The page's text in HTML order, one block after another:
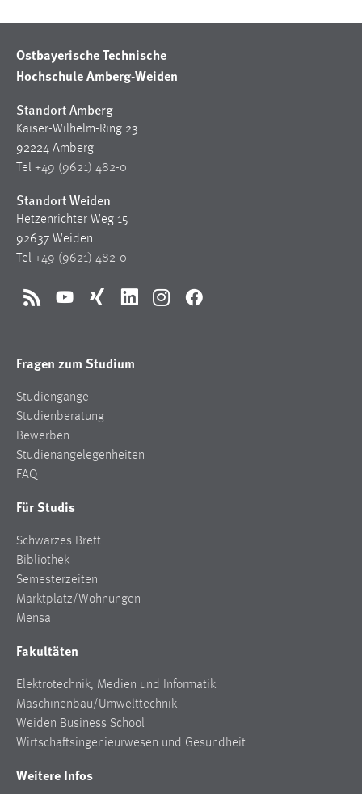
Ostbayerische Technische
Hochschule Amberg-Weiden
Standort Amberg
Kaiser-Wilhelm-Ring 23
92224 Amberg
Tel +49 (9621) 482-0
Standort Weiden
Hetzenrichter Weg 15
92637 Weiden
Tel +49 (9621) 482-0
RSS YouTubeXing LinkedInInstagramFacebook
Fragen zum Studium
Studiengänge
Studienberatung
Bewerben
Studienangelegenheiten
FAQ
Für Studis
Schwarzes Brett
Bibliothek
Semesterzeiten
Marktplatz/Wohnungen
Mensa
Fakultäten
Elektrotechnik, Medien und Informatik
Maschinenbau/Umwelttechnik
Weiden Business School
Wirtschaftsingenieurwesen und Gesundheit
Weitere Infos